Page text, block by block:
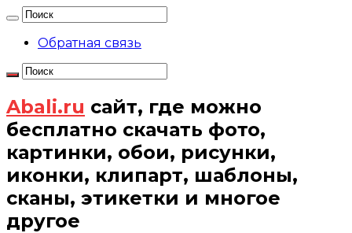
Обратная связь
Abali.ru сайт, где можно
бесплатно скачать фото,
картинки, обои, рисунки,
иконки, клипарт, шаблоны,
сканы, этикетки и многое
другое